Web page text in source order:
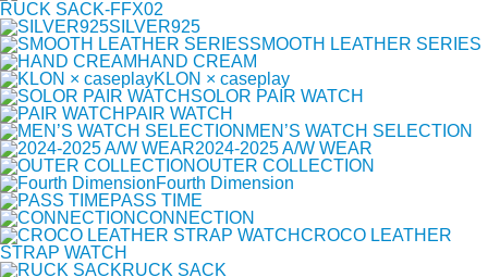
RUCK SACK-FFX02
SILVER925
SMOOTH LEATHER SERIES
HAND CREAM
KLON × caseplay
SOLOR PAIR WATCH
PAIR WATCH
MEN’S WATCH SELECTION
2024-2025 A/W WEAR
OUTER COLLECTION
Fourth Dimension
PASS TIME
CONNECTION
CROCO LEATHER
STRAP WATCH
RUCK SACK